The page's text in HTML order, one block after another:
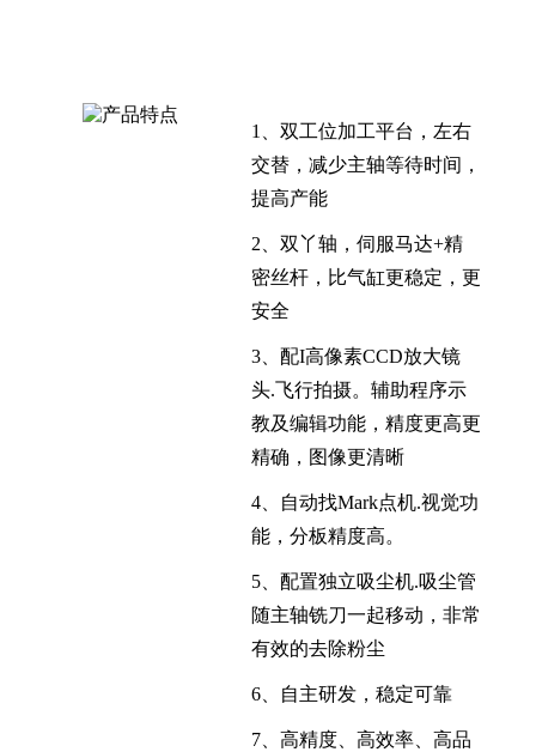
1、双工位加工平台，左右
交替，减少主轴等待时间，
提高产能
2、双丫轴，伺服马达+精
密丝杆，比气缸更稳定，更
安全
3、配I高像素CCD放大镜
头.飞行拍摄。辅助程序示
教及编辑功能，精度更高更
精确，图像更清晰
4、自动找Mark点机.视觉功
能，分板精度高。
5、配置独立吸尘机.吸尘管
随主轴铣刀一起移动，非常
有效的去除粉尘
6、自主研发，稳定可靠
7、高精度、高效率、高品